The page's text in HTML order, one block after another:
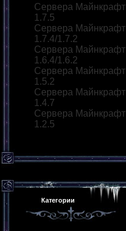
Сервера Майнкрафт
1.7.5
Сервера Майнкрафт
1.7.4/1.7.2
Сервера Майнкрафт
1.6.4/1.6.2
Сервера Майнкрафт
1.5.2
Сервера Майнкрафт
1.4.7
Сервера Майнкрафт
1.2.5
Категории